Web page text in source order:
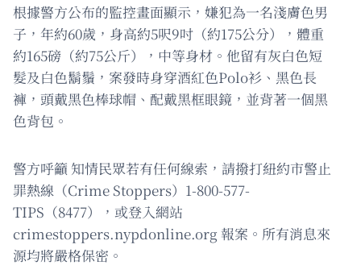
根據警方公布的監控畫面顯示，嫌犯為一名淺膚色男
子，年約60歲，身高約5呎9吋（約175公分），體重
約165磅（約75公斤），中等身材。他留有灰白色短
髮及白色鬍鬚，案發時身穿酒紅色Polo衫、黑色長
褲，頭戴黑色棒球帽、配戴黑框眼鏡，並背著一個黑
色背包。
警方呼籲 知情民眾若有任何線索，請撥打紐約市警止
罪熱線（Crime Stoppers）1-800-577-
TIPS（8477），或登入網站
crimestoppers.nypdonline.org 報案。所有消息來
源均將嚴格保密。